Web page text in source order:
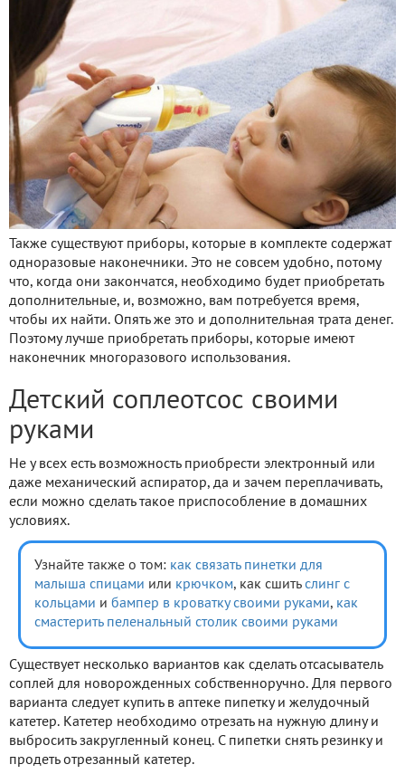
Также существуют приборы, которые в комплекте содержат
одноразовые наконечники. Это не совсем удобно, потому
что, когда они закончатся, необходимо будет приобретать
дополнительные, и, возможно, вам потребуется время,
чтобы их найти. Опять же это и дополнительная трата денег.
Поэтому лучше приобретать приборы, которые имеют
наконечник многоразового использования.
Детский соплеотсос своими
руками
Не у всех есть возможность приобрести электронный или
даже механический аспиратор, да и зачем переплачивать,
если можно сделать такое приспособление в домашних
условиях.
Узнайте также о том: как связать пинетки для
малыша спицами или крючком, как сшить слинг с
кольцами и бампер в кроватку своими руками, как
смастерить пеленальный столик своими руками
Существует несколько вариантов как сделать отсасыватель
соплей для новорожденных собственноручно. Для первого
варианта следует купить в аптеке пипетку и желудочный
катетер. Катетер необходимо отрезать на нужную длину и
выбросить закругленный конец. С пипетки снять резинку и
продеть отрезанный катетер.